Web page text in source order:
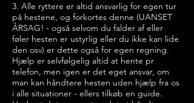
3. Alle ryttere er altid ansvarlig for egen tur
på hestene, og forkortes denne (UANSET
ÅRSAG! - også selvom du falder af eller
føler hesten er ustyrlig eller du ikke kan lide
den osv) er dette også for egen regning.
Hjælp er selvfølgelig altid at hente pr
telefon, men igen er det eget ansvar, om
man kan håndtere hesten uden hjælp fra os
i alle situationer - ellers tilkøb en guide.